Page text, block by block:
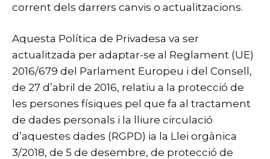
corrent dels darrers canvis o actualitzacions.
Aquesta Política de Privadesa va ser
actualitzada per adaptar-se al Reglament (UE)
2016/679 del Parlament Europeu i del Consell,
de 27 d’abril de 2016, relatiu a la protecció de
les persones físiques pel que fa al tractament
de dades personals i la lliure circulació
d’aquestes dades (RGPD) ia la Llei orgànica
3/2018, de 5 de desembre, de protecció de